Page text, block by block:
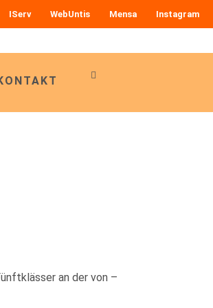
IServ WebUntis Mensa Instagram
an der von –